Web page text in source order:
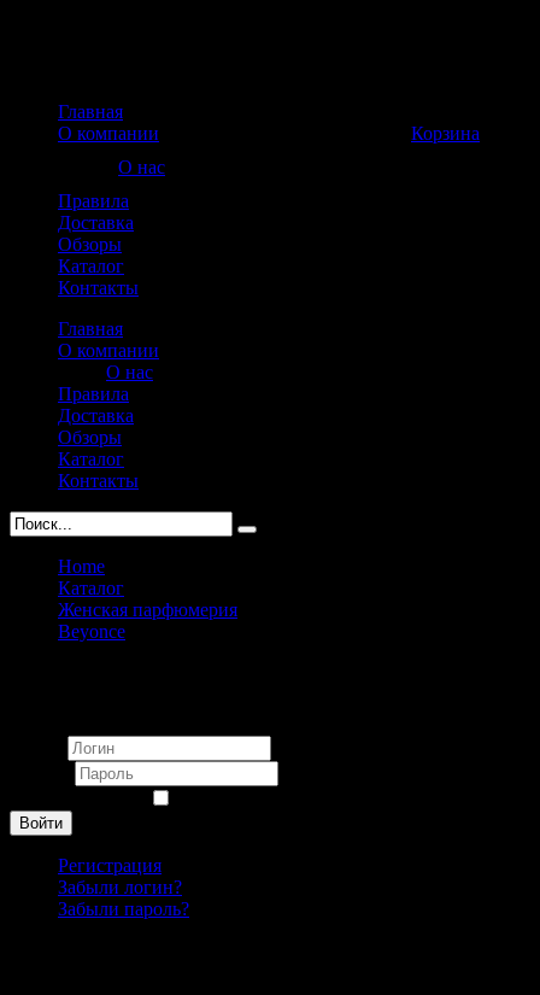
Корзина
Главная
О компании
О нас
Правила
Доставка
Обзоры
Каталог
Контакты
Главная
О компании
О нас
Правила
Доставка
Обзоры
Каталог
Контакты
Home
Каталог
Женская парфюмерия
Beyonce
Войти
Регистрация
Забыли логин?
Забыли пароль?